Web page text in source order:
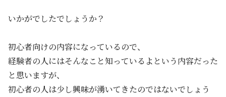
いかがでしたでしょうか？
初心者向けの内容になっているので、
経験者の人にはそんなこと知っているよという内容だった
と思いますが、
初心者の人は少し興味が湧いてきたのではないでしょう